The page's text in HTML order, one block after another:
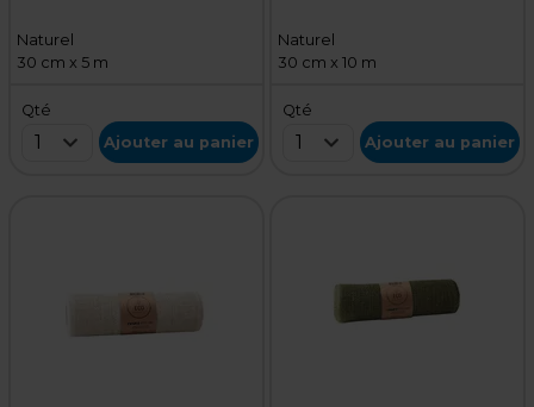
Naturel
30 cm x 5 m
Qté
1 Ajouter au panier
Naturel
30 cm x 10 m
Qté
1 Ajouter au panier